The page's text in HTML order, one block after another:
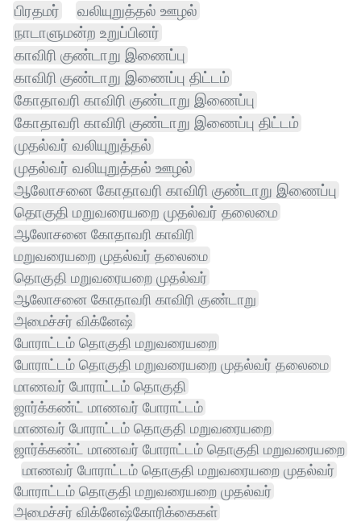
பிரதமர் வலியுறுத்தல் ஊழல்
நாடாளுமன்ற உறுப்பினர்
காவிரி குண்டாறு இணைப்பு
காவிரி குண்டாறு இணைப்பு திட்டம்
கோதாவரி காவிரி குண்டாறு இணைப்பு
கோதாவரி காவிரி குண்டாறு இணைப்பு திட்டம்
முதல்வர் வலியுறுத்தல்
முதல்வர் வலியுறுத்தல் ஊழல்
ஆலோசனை கோதாவரி காவிரி குண்டாறு இணைப்பு
தொகுதி மறுவரையறை முதல்வர் தலைமை
ஆலோசனை கோதாவரி காவிரி
மறுவரையறை முதல்வர் தலைமை
தொகுதி மறுவரையறை முதல்வர்
ஆலோசனை கோதாவரி காவிரி குண்டாறு
அமைச்சர் விக்னேஷ்
போராட்டம் தொகுதி மறுவரையறை
போராட்டம் தொகுதி மறுவரையறை முதல்வர் தலைமை
மாணவர் போராட்டம் தொகுதி
ஜார்க்கண்ட் மாணவர் போராட்டம்
மாணவர் போராட்டம் தொகுதி மறுவரையறை
ஜார்க்கண்ட் மாணவர் போராட்டம் தொகுதி மறுவரையறை
மாணவர் போராட்டம் தொகுதி மறுவரையறை முதல்வர்
போராட்டம் தொகுதி மறுவரையறை முதல்வர்
அமைச்சர் விக்னேஷ்கோரிக்கைகள்